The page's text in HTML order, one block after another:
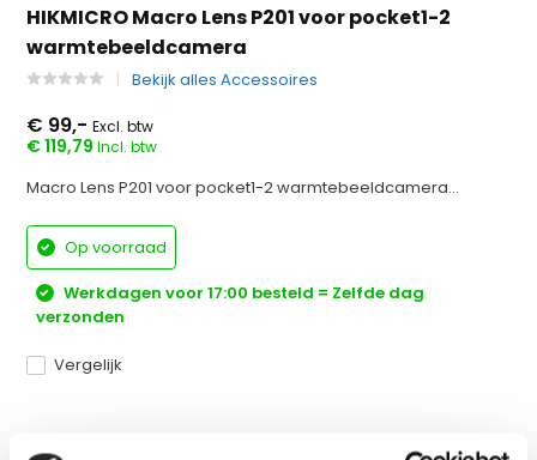
HIKMICRO Macro Lens P201 voor pocket1-2
warmtebeeldcamera
Bekijk alles Accessoires
€ 99,-Excl. btw
€ 119,79Incl. btw
Macro Lens P201 voor pocket1-2 warmtebeeldcamera...
Op voorraad
Werkdagen voor 17:00 besteld = Zelfde dag
verzonden
Vergelijk